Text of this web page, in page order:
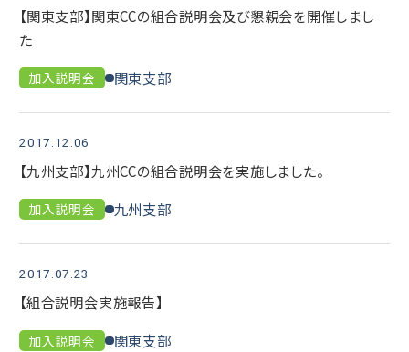
【関東支部】関東CCの組合説明会及び懇親会を開催しまし
た
加入説明会 関東支部
2017.12.06
【九州支部】九州CCの組合説明会を実施しました。
加入説明会 九州支部
2017.07.23
【組合説明会実施報告】
加入説明会 関東支部